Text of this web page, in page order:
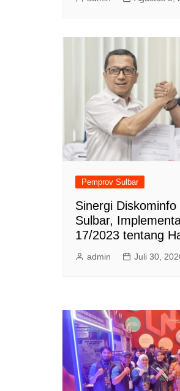
Pemprov Sulbar
Sinergi Diskominfo
Sulbar,
17/2023 tentang
admin Juli 30,